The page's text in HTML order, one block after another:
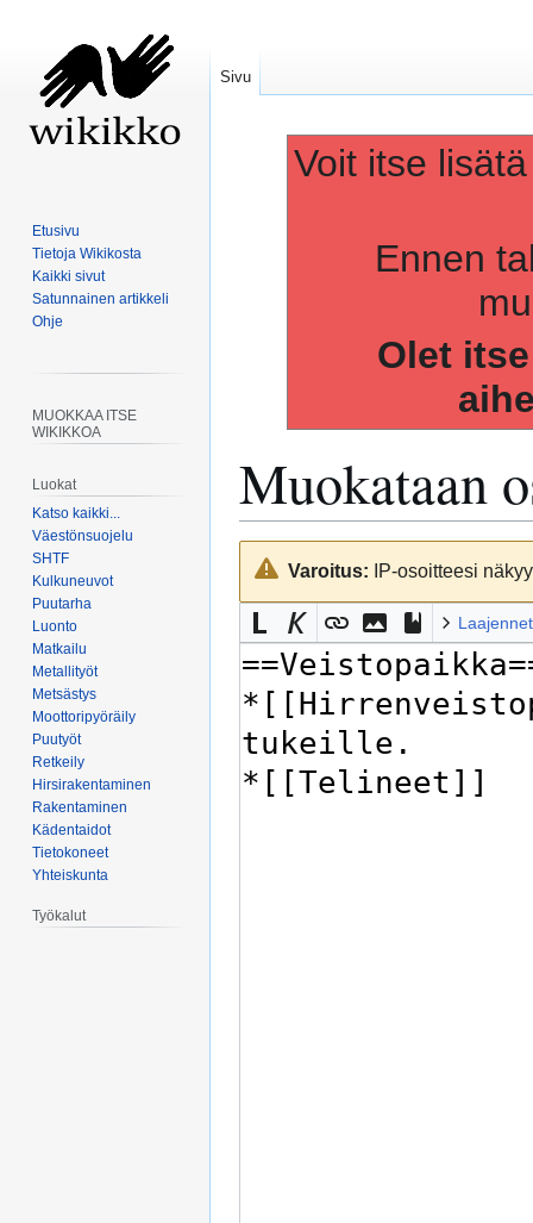
Voit itse
Ennen
Olet
Muokataan
Siirry
navigaatioon
Siirry
hakuunVaroitus: IP-osoitteesi
Sivu
Etusivu
Tietoja Wikikosta
Kaikki sivut
Satunnainen artikkeli
Ohje
MUOKKAA ITSE
WIKIKKOA
Luokat
Katso kaikki...
Väestönsuojelu
SHTF
Kulkuneuvot
Puutarha
Luonto
Matkailu
Metallityöt
Metsästys
Moottoripyöräily
Puutyöt
Retkeily
Hirsirakentaminen
Rakentaminen
Kädentaidot
Tietokoneet
Yhteiskunta
Työkalut